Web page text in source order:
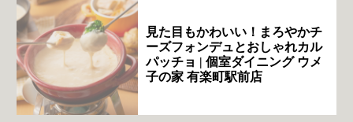
見た目もかわいい！まろやかチ
ーズフォンデュとおしゃれカル
パッチョ | 個室ダイニング ウメ
子の家 有楽町駅前店